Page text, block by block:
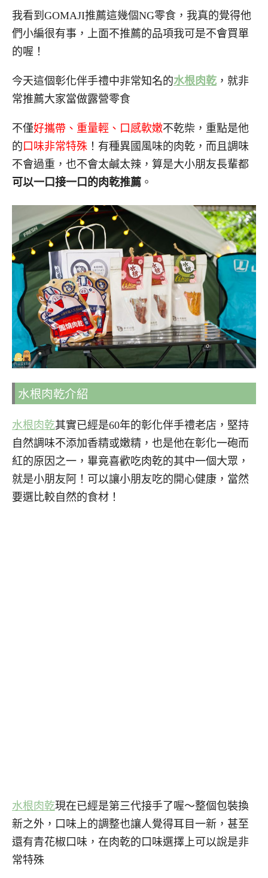
我看到GOMAJI推薦這幾個NG零食，我真的覺得他
們小編很有事，上面不推薦的品項我可是不會買單
的喔！
今天這個彰化伴手禮中非常知名的水根肉乾 ，就非
常推薦大家當做露營零食
不僅好攜帶、重量輕、口感軟嫩不乾柴，重點是他
的 口味非常特殊 ！有種異國風味的肉乾，而且調味
不會過重，也不會太鹹太辣，算是大小朋友長輩都
可以一口接一口的肉乾推薦 。
水根肉乾介紹
水根肉乾其實已經是60年的彰化伴手禮老店，堅持
自然調味不添加香精或嫩精，也是他在彰化一砲而
紅的原因之一，畢竟喜歡吃肉乾的其中一個大眾，
就是小朋友阿！可以讓小朋友吃的開心健康，當然
要選比較自然的食材！
水根肉乾現在已經是第三代接手了喔～整個包裝換
新之外，口味上的調整也讓人覺得耳目一新，甚至
還有青花椒口味，在肉乾的口味選擇上可以說是非
常特殊